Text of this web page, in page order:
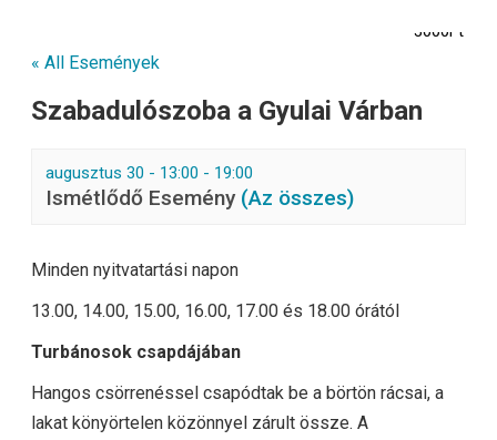
« All Események
Szabadulószoba a Gyulai Várban
augusztus 30 - 13:00 - 19:00
Ismétlődő Esemény (Az összes)
3000Ft
Minden nyitvatartási napon
13.00, 14.00, 15.00, 16.00, 17.00 és 18.00 órától
Turbánosok csapdájában
Hangos csörrenéssel csapódtak be a börtön rácsai, a
lakat könyörtelen közönnyel zárult össze. A